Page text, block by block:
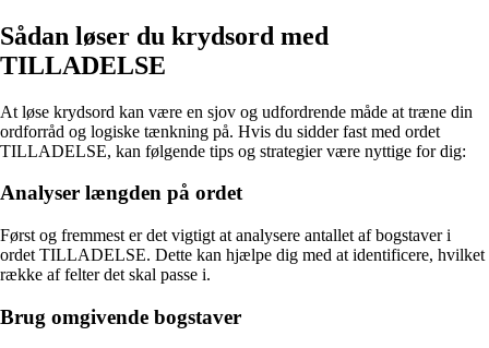
Sådan løser du krydsord med
TILLADELSE
At løse krydsord kan være en sjov og udfordrende måde at træne din
ordforråd og logiske tænkning på. Hvis du sidder fast med ordet
TILLADELSE, kan følgende tips og strategier være nyttige for dig:
Analyser længden på ordet
Først og fremmest er det vigtigt at analysere antallet af bogstaver i
ordet TILLADELSE. Dette kan hjælpe dig med at identificere, hvilket
række af felter det skal passe i.
Brug omgivende bogstaver